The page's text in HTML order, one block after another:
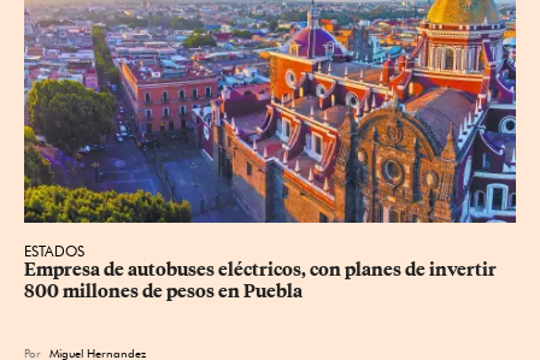
ESTADOS
Empresa de autobuses eléctricos, con planes de invertir
800 millones de pesos en Puebla
Por Miguel Hernandez